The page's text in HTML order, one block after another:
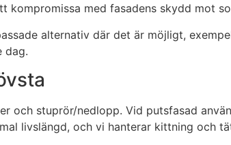
kompromissa med fasadens skydd mot
alternativ där det är möjligt,
dag.
och stuprör/nedlopp. Vid putsfasad
livslängd, och vi hanterar kittning och